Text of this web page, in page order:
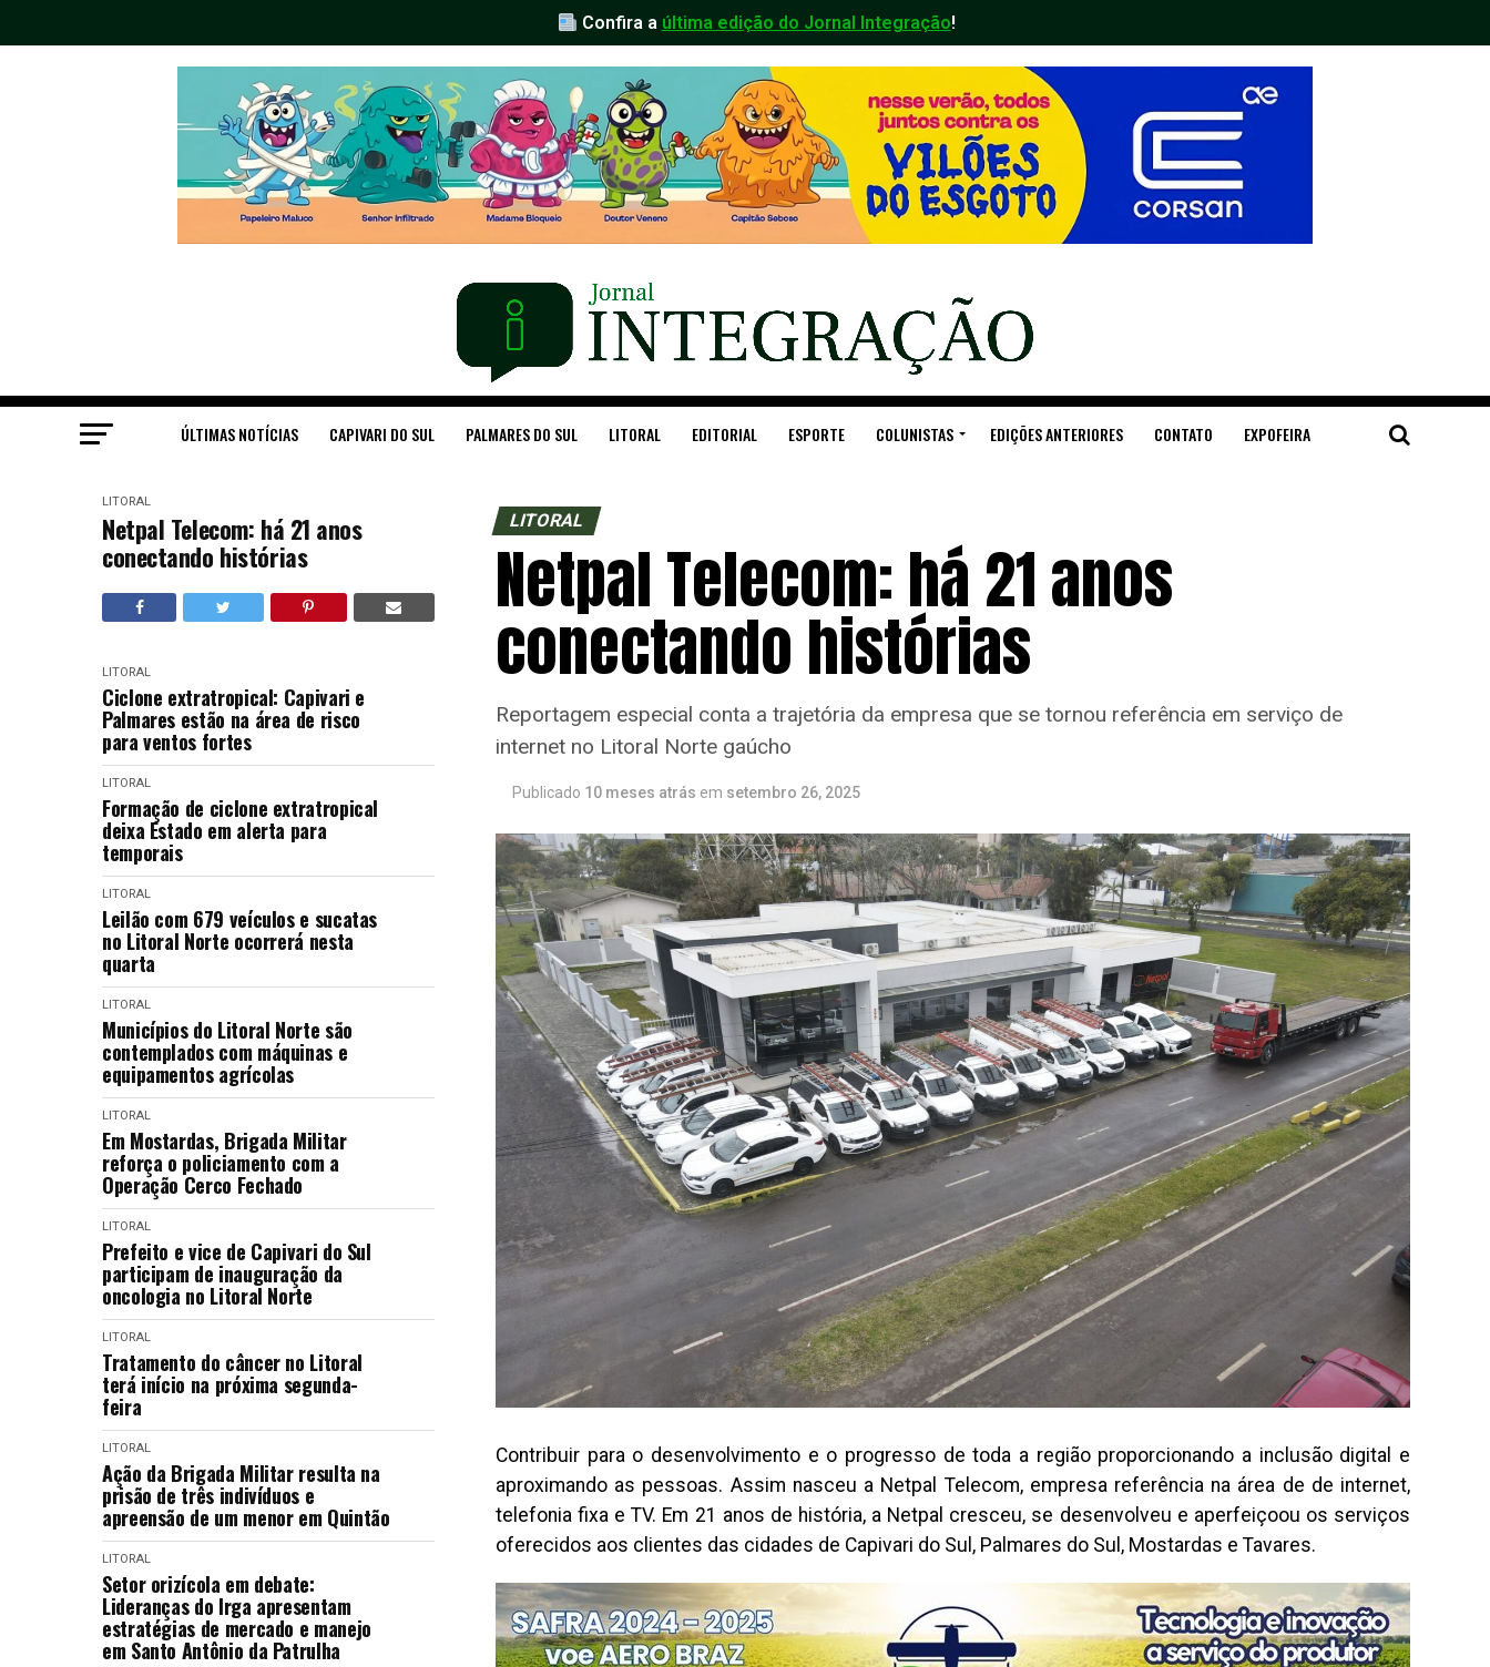
Confira a última edição do Jornal Integração!
ÚLTIMAS NOTÍCIAS CAPIVARI DO SUL PALMARES DO SUL LITORAL EDITORIAL ESPORTE COLUNISTAS EDIÇÕES ANTERIORES CONTATO EXPOFEIRA
LITORAL
Netpal Telecom: há 21 anos
conectando histórias
LITORAL
Ciclone extratropical: Capivari e
Palmares estão na área de risco
para ventos fortes
LITORAL
Formação de ciclone extratropical
deixa Estado em alerta para
temporais
LITORAL
Leilão com 679 veículos e sucatas
no Litoral Norte ocorrerá nesta
quarta
LITORAL
Municípios do Litoral Norte são
contemplados com máquinas e
equipamentos agrícolas
LITORAL
Em Mostardas, Brigada Militar
reforça o policiamento com a
Operação Cerco Fechado
LITORAL
Prefeito e vice de Capivari do Sul
participam de inauguração da
oncologia no Litoral Norte
LITORAL
Tratamento do câncer no Litoral
terá início na próxima segunda-
feira
LITORAL
Ação da Brigada Militar resulta na
prisão de três indivíduos e
apreensão de um menor em Quintão
LITORAL
Setor orizícola em debate:
Lideranças do Irga apresentam
estratégias de mercado e manejo
em Santo Antônio da Patrulha
LITORAL
Netpal Telecom: há 21 anos
conectando histórias
Reportagem especial conta a trajetória da empresa que se tornou referência em serviço de
internet no Litoral Norte gaúcho
Publicado 10 meses atrás em setembro 26, 2025
Contribuir para o desenvolvimento e o progresso de toda a região proporcionando a inclusão digital e
aproximando as pessoas. Assim nasceu a Netpal Telecom, empresa referência na área de de internet,
telefonia fixa e TV. Em 21 anos de história, a Netpal cresceu, se desenvolveu e aperfeiçoou os serviços
oferecidos aos clientes das cidades de Capivari do Sul, Palmares do Sul, Mostardas e Tavares.